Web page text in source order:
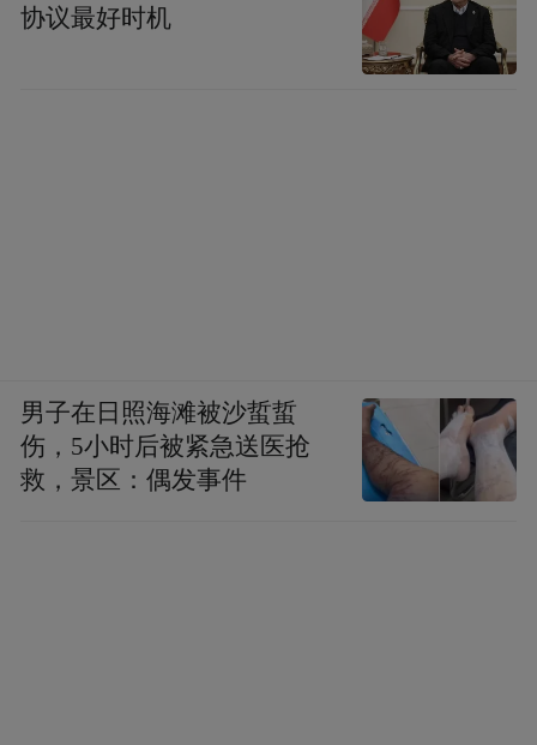
协议最好时机
男子在日照海滩被沙蜇蜇
伤，5小时后被紧急送医抢
救，景区：偶发事件